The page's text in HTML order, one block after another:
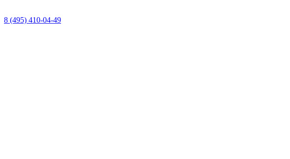
8 (495) 410-04-49